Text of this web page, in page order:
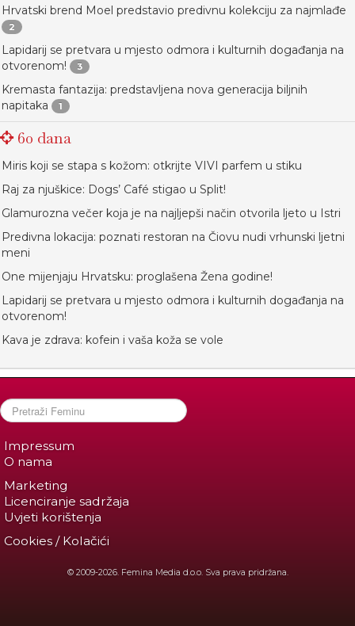
Hrvatski brend Moel predstavio predivnu kolekciju za najmlađe
2
Lapidarij se pretvara u mjesto odmora i kulturnih događanja na
otvorenom!
3
Kremasta fantazija: predstavljena nova generacija biljnih
napitaka
1
60 dana
Miris koji se stapa s kožom: otkrijte VIVI parfem u stiku
Raj za njuškice: Dogs’ Café stigao u Split!
Glamurozna večer koja je na najljepši način otvorila ljeto u Istri
Predivna lokacija: poznati restoran na Čiovu nudi vrhunski ljetni
meni
One mijenjaju Hrvatsku: proglašena Žena godine!
Lapidarij se pretvara u mjesto odmora i kulturnih događanja na
otvorenom!
Kava je zdrava: kofein i vaša koža se vole
Impressum
O nama
Marketing
Licenciranje sadržaja
Uvjeti korištenja
Cookies / Kolačići
© 2009-2026. Femina Media d.o.o. Sva prava pridržana.